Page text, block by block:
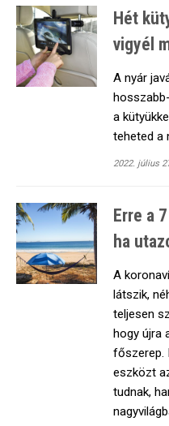
Hét
vigyél
A nyár
a
teheted a
2022. július
Erre a
ha
A
látszik,
teljesen
hogy újra
főszerep.
eszközt
tudnak,